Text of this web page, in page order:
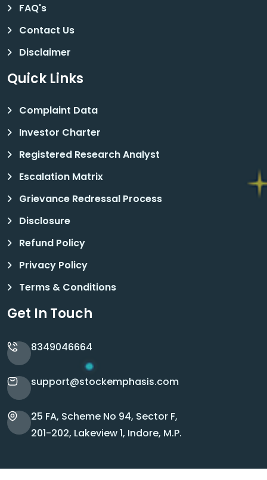
FAQ's
Contact Us
Disclaimer
Quick Links
Complaint Data
Investor Charter
Registered Research Analyst
Escalation Matrix
Grievance Redressal Process
Disclosure
Refund Policy
Privacy Policy
Terms & Conditions
Get In Touch
8349046664
support@stockemphasis.com
25 FA, Scheme No 94, Sector F,
201-202, Lakeview 1, Indore, M.P.